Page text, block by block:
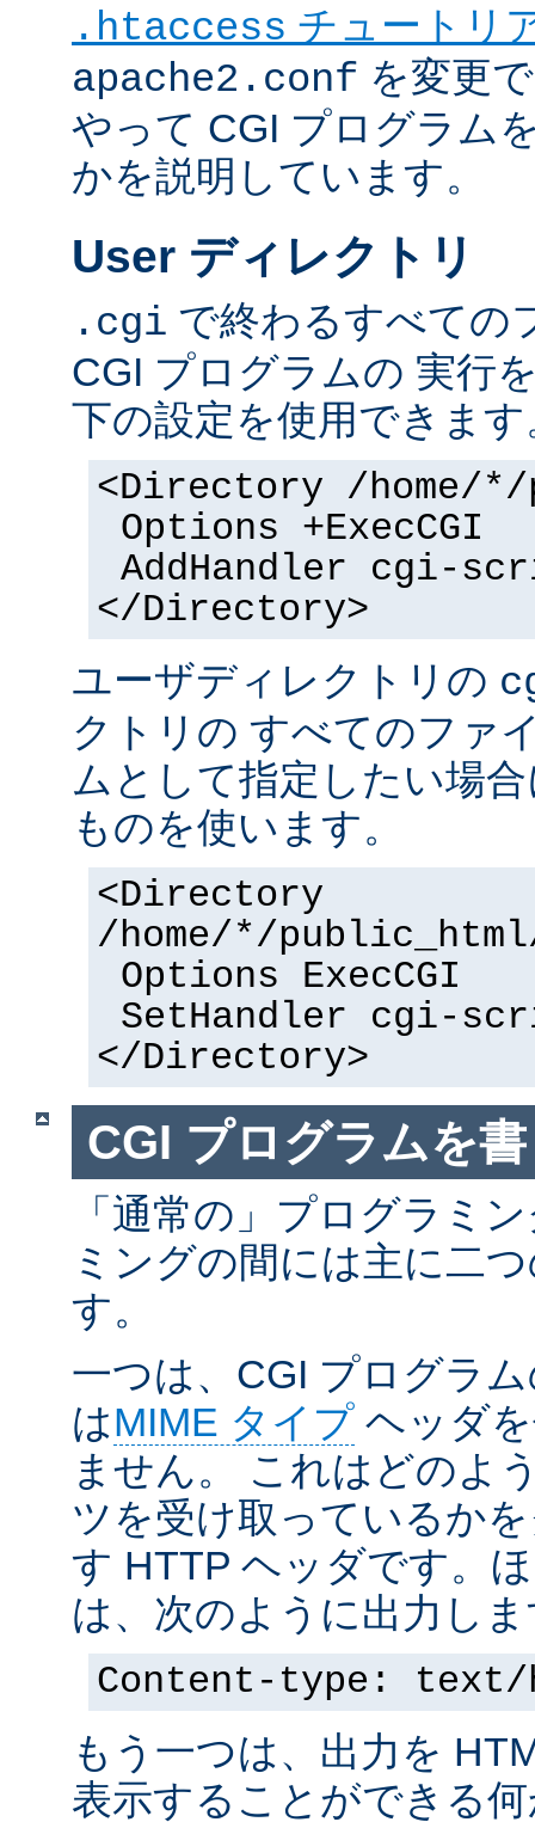
.htaccess チュートリ
apache2.conf を変更
やって CGI プログラム
かを説明しています。
User ディレクトリ
.cgi で終わるすべての
CGI プログラムの 実行
下の設定を使用できます
<Directory /home/
Options +ExecCGI
AddHandler cgi-
</Directory>
ユーザディレクトリの
クトリの すべてのファ
ムとして指定したい場
ものを使います。
<Directory
/home/*/
Options ExecCGI
SetHandler cgi-
</Directory>
CGI プログラムを
「通常の」プログラミ
ミングの間には主に二
す。
一つは、CGI プログラ
はMIME タイプ ヘッダ
ません。 これはどのよ
ツを受け取っているか
す HTTP ヘッダです。
は、次のように出力し
Content-type: text/
もう一つは、出力を
表示することができる